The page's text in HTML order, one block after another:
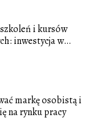
i kursów
inwestycja w
markę osobistą i
na rynku pracy